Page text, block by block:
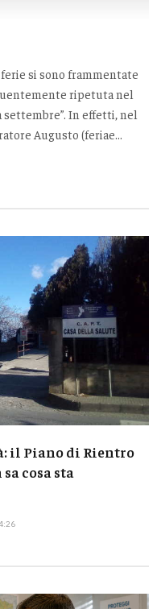
si sono frammentate
ripetuta nel
settembre”. In effetti, nel
Augusto (feriae...
il Piano di Rientro
cosa sta